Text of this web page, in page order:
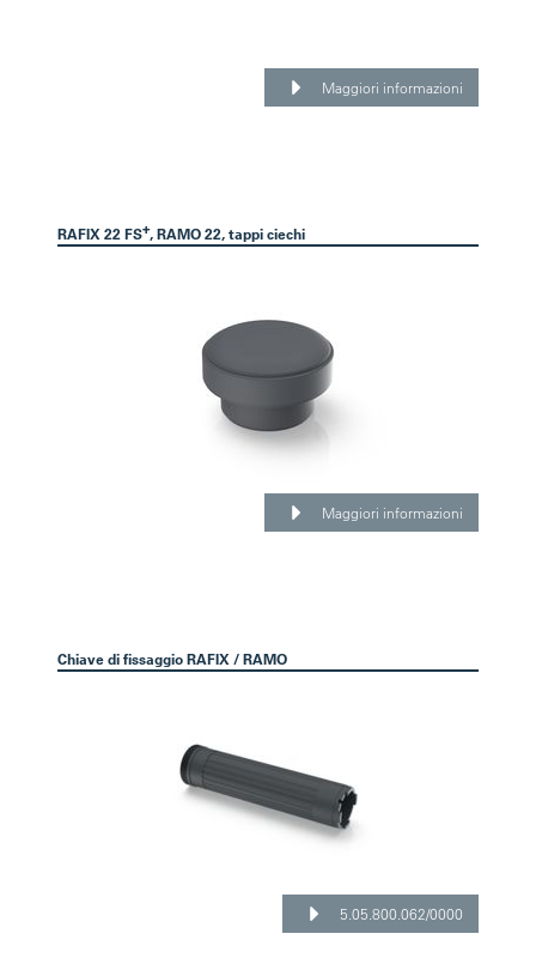
Maggiori informazioni
RAFIX 22 FS+, RAMO 22, tappi ciechi
Maggiori informazioni
Chiave di fissaggio RAFIX / RAMO
5.05.800.062/0000